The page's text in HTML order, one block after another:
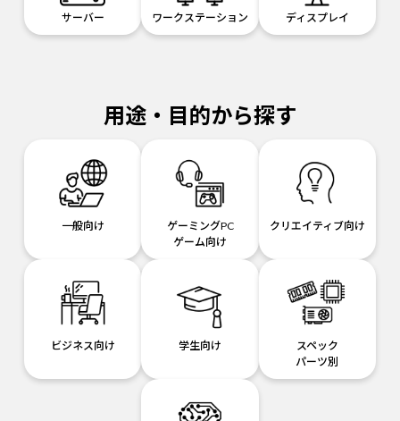
サーバー ワークステーション ディスプレイ
用途・目的から探す
一般向け
ゲーミングPC
ゲーム向け
クリエイティブ向け
ビジネス向け 学生向け
スペック
パーツ別